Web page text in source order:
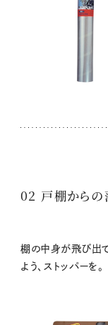
02 戸棚からの
棚の中身が飛び出
よう、ストッパーを。